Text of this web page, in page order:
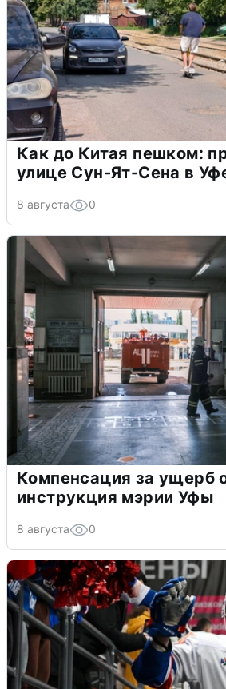
Как до Китая пешком:
улице Сун-Ят-Сена в
8 августа 0
Компенсация за ущерб
инструкция мэрии Уфы
8 августа 0